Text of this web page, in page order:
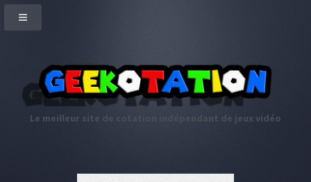
Le meilleur site de cotation indépendant de jeux vidéo